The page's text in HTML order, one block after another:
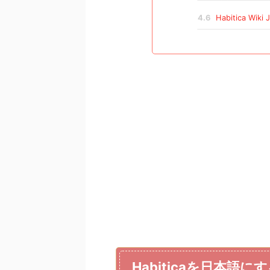
4.6 Habitica Wiki